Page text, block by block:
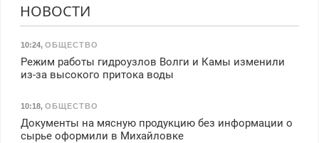
НОВОСТИ
10:24, ОБЩЕСТВО
Режим работы гидроузлов Волги и Камы изменили
из-за высокого притока воды
10:18, ОБЩЕСТВО
Документы на мясную продукцию без информации о
сырье оформили в Михайловке